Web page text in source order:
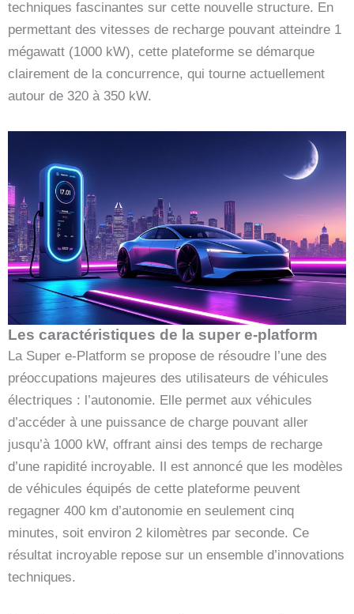
techniques fascinantes sur cette nouvelle structure. En
permettant des vitesses de recharge pouvant atteindre 1
mégawatt (1000 kW), cette plateforme se démarque
clairement de la concurrence, qui tourne actuellement
autour de 320 à 350 kW.
Les caractéristiques de la super e-platform
La Super e-Platform se propose de résoudre l’une des
préoccupations majeures des utilisateurs de véhicules
électriques : l’autonomie. Elle permet aux véhicules
d’accéder à une puissance de charge pouvant aller
jusqu’à 1000 kW, offrant ainsi des temps de recharge
d’une rapidité incroyable. Il est annoncé que les modèles
de véhicules équipés de cette plateforme peuvent
regagner 400 km d’autonomie en seulement cinq
minutes, soit environ 2 kilomètres par seconde. Ce
résultat incroyable repose sur un ensemble d’innovations
techniques.